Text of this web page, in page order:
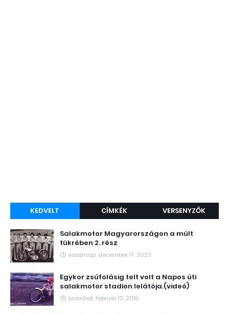
KEDVELT CÍMKÉK VERSENYZŐK
Salakmotor Magyarországon a múlt
tükrében 2. rész
vasárnap, december 17, 2023
Egykor zsúfolásig telt volt a Napos úti
salakmotor stadion lelátója.(videó)
szombat, február 13, 2016